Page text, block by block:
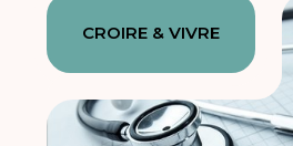
CROIRE & VIVRE